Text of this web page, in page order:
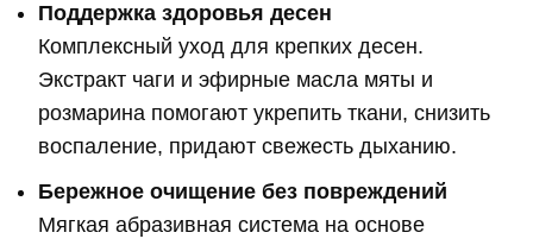
Поддержка здоровья десен
Комплексный уход для крепких десен.
Экстракт чаги и эфирные масла мяты и
розмарина помогают укрепить ткани, снизить
воспаление, придают свежесть дыханию.
Бережное очищение без повреждений
Мягкая абразивная система на основе